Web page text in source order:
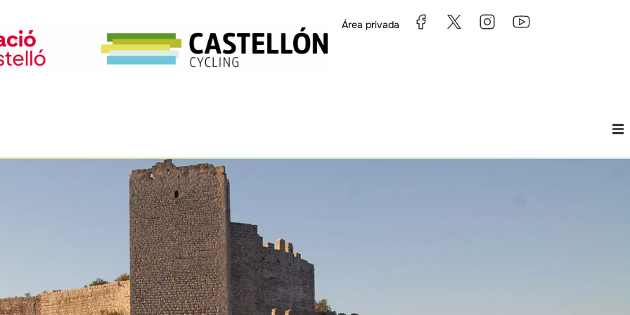
Área privada